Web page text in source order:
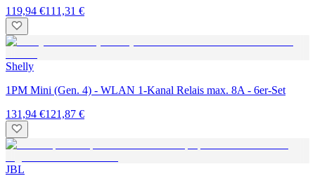
119,94 €111,31 €
Shelly
1PM Mini (Gen. 4) - WLAN 1-Kanal Relais max. 8A - 6er-Set
131,94 €121,87 €
JBL